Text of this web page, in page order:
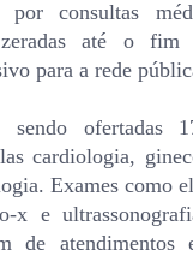
consultas
zeradas até o
para a rede
ofertadas
cardiologia,
Exames como
x e
de atendimentos